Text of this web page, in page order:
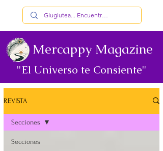
Mercappy Magazine
"El Universo te Consiente"
REVISTA
Secciones
Secciones